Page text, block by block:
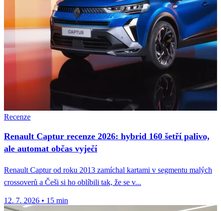
Recenze
Renault Captur recenze 2026: hybrid 160 šetří palivo,
ale automat občas vyječí
Renault Captur od roku 2013 zamíchal kartami v segmentu malých
crossoverů a Češi si ho oblíbili tak, že se v...
12. 7. 2026 • 15 min